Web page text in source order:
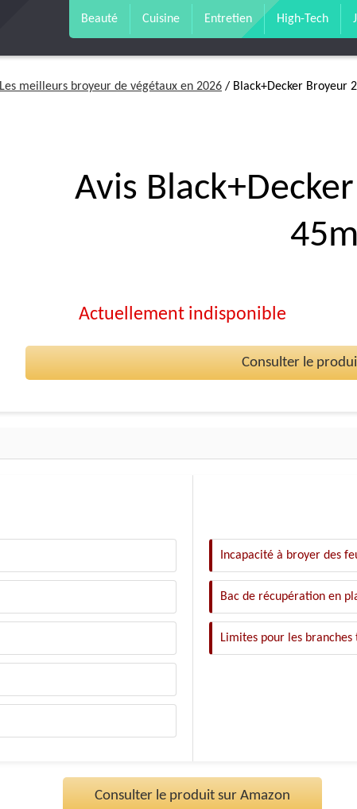
Beauté Cuisine Entretien High-Tech
Les meilleurs broyeur de végétaux en 2026 / Black+Decker Broyeur
Avis
Actuellement indisponible
Consulter le
Incapacité à broyer des
Bac de récupération en
Limites pour les branches
Consulter le produit sur Amazon